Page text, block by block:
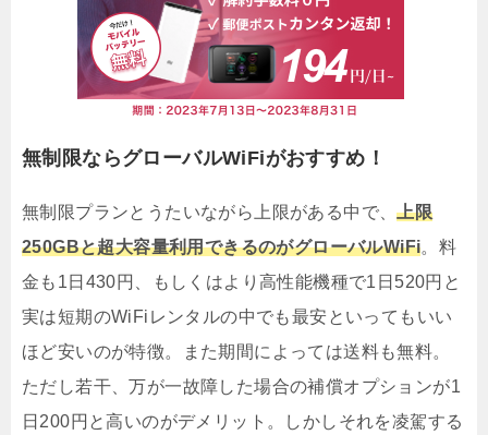
無制限ならグローバルWiFiがおすすめ！
無制限プランとうたいながら上限がある中で、上限
250GBと超大容量利用できるのがグローバルWiFi。料
金も1日430円、もしくはより高性能機種で1日520円と
実は短期のWiFiレンタルの中でも最安といってもいい
ほど安いのが特徴。また期間によっては送料も無料。
ただし若干、万が一故障した場合の補償オプションが1
日200円と高いのがデメリット。しかしそれを凌駕する